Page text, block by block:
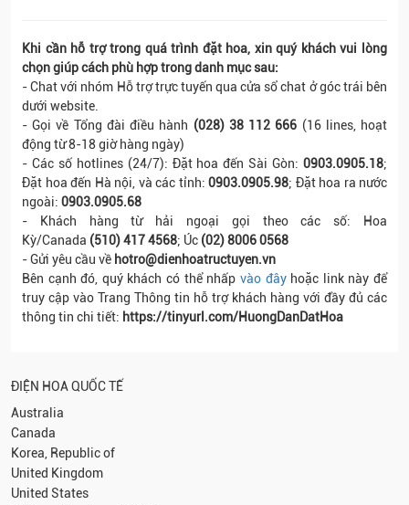
Khi cần hỗ trợ trong quá trình đặt hoa, xin quý khách vui lòng
chọn giúp cách phù hợp trong danh mục sau:
- Chat với nhóm Hỗ trợ trực tuyến qua cửa sổ chat ở góc trái bên
dưới website.
- Gọi về Tổng đài điều hành (028) 38 112 666 (16 lines, hoạt
động từ 8-18 giờ hàng ngày)
- Các số hotlines (24/7): Đặt hoa đến Sài Gòn: 0903.0905.18;
Đặt hoa đến Hà nội, và các tỉnh: 0903.0905.98; Đặt hoa ra nước
ngoài: 0903.0905.68
- Khách hàng từ hải ngoại gọi theo các số: Hoa
Kỳ/Canada (510) 417 4568; Úc (02) 8006 0568
- Gửi yêu cầu về hotro@dienhoatructuyen.vn
Bên cạnh đó, quý khách có thể nhấp vào đâyhoặc link này để
truy cập vào Trang Thông tin hỗ trợ khách hàng với đầy đủ các
thông tin chi tiết: https://tinyurl.com/HuongDanDatHoa
ĐIỆN HOA QUỐC TẾ
Australia
Canada
Korea, Republic of
United Kingdom
United States